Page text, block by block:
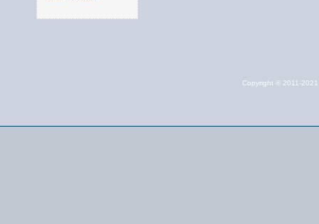
Copyright © 2011-